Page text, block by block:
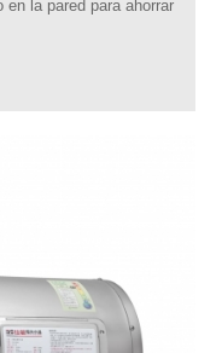
la pared para ahorrar